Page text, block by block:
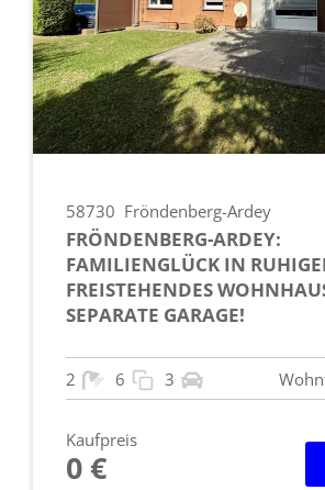
58730 Fröndenberg-Ardey
FRÖNDENBERG-ARDEY:
FAMILIENGLÜCK IN
FREISTEHENDES
SEPARATE GARAGE!
2 6 3
Kaufpreis
0 €